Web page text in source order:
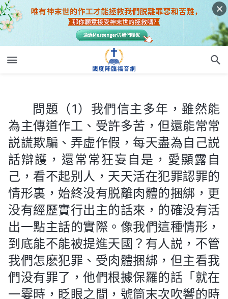
問題（1）我們信主多年，雖然能
為主傳道作工、受許多苦，但還能常常
説謊欺騙、弄虚作假，每天盡為自己説
話辯護，還常常狂妄自是，愛顯露自
己，看不起别人，天天活在犯罪認罪的
情形裏，始終没有脱離肉體的捆綁，更
没有經歷實行出主的話來，的確没有活
出一點主話的實際。像我們這種情形，
到底能不能被提進天國？有人説，不管
我們怎麽犯罪、受肉體捆綁，但主看我
們没有罪了，他們根據保羅的話「就在
一霎時，眨眼之間，號筒末次吹響的時